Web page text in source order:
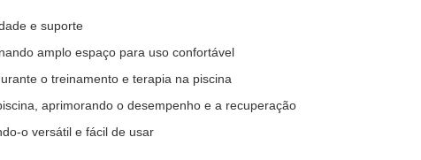
e suporte
amplo espaço para uso confortável
o treinamento e terapia na piscina
aprimorando o desempenho e a recuperação
o versátil e fácil de usar